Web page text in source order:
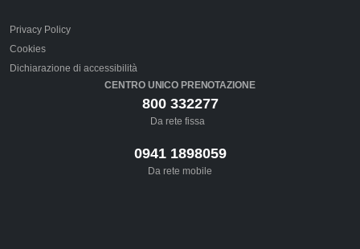
Privacy Policy
Cookies
Dichiarazione di accessibilità
CENTRO UNICO PRENOTAZIONE
800 332277
Da rete fissa
0941 1898059
Da rete mobile